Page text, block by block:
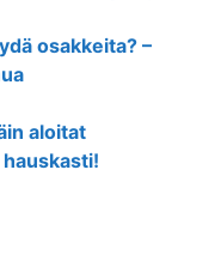
osakkeita? –
aloitat